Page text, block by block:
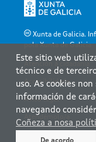
Xunta de Galicia.
pola Xunta de Galicia
Accesibilidade
Aviso legal
Este sitio web
técnico e de
uso. As cookies
información de
navegando
Coñeza a nosa